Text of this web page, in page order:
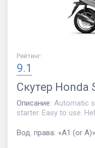
Рейтинг:
9.1
Скутер Honda
Описание: Automatic
starter. Easy to use.
Вод. права: «A1 (or A)»